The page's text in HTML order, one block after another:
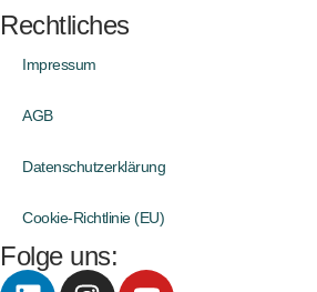
Rechtliches
Impressum
AGB
Datenschutzerklärung
Cookie-Richtlinie (EU)
Folge uns: